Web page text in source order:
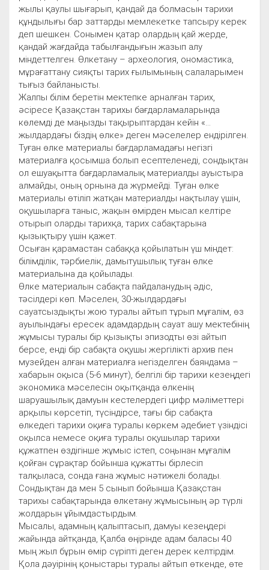
жылы қаулы шығарып, қандай да болмасын тарихи
құндылығы бар заттарды мемлекетке тапсыру керек
деп шешкен. Сонымен қатар олардың қай жерде,
қандай жағдайда табылғандығын жазып алу
міндеттелген. Өлкетану – археология, ономастика,
мұрағаттану сияқты тарих ғылымының салаларымен
тығыз байланысты.
Жалпы білім беретін мектепке арналған тарих,
әсіресе Қазақстан тарихы бағдарламаларында
көлемді де маңызды тақырыптардан кейін «...
жылдардағы біздің өлке» деген мәселелер ендірілген.
Туған өлке материалы бағдарламадағы негізгі
материалға қосымша болып есептеленеді, сондықтан
ол ешуақытта бағдарламалық материалды ауыстыра
алмайды, оның орнына да жүрмейді. Туған өлке
материалы өтіліп жатқан материалды нақтылау үшін,
оқушыларға таныс, жақын өмірден мысал келтіре
отырып оларды тарихқа, тарих сабақтарына
қызықтыру үшін қажет.
Осыған қарамастан сабаққа қойылатын үш міндет:
білімділік, тәрбиелік, дамытушылық туған өлке
материалына да қойылады.
Өлке материалын сабақта пайдаланудың әдіс,
тәсілдері көп. Мәселен, 30-жылдардағы
сауатсыздықты жою туралы айтып тұрып мұғалім, өз
ауылындағы ересек адамдардың сауат ашу мектебінің
жұмысы туралы бір қызықты эпизодты өзі айтып
берсе, енді бір сабақта оқушы жергілікті архив пен
музейден алған материалға негізделген баяндама –
хабарын оқыса (5-6 минут), белгілі бір тарихи кезеңдегі
экономика мәселесін оқытқанда өлкенің
шаруашылық дамуын кестелердегі цифр мәліметтері
арқылы көрсетіп, түсіндірсе, тағы бір сабақта
өлкедегі тарихи оқиға туралы көркем әдебиет үзіндісі
оқылса немесе оқиға туралы оқушылар тарихи
құжатпен өздігінше жұмыс істеп, соңынан мұғалім
қойған сұрақтар бойынша құжатты бірлесіп
талқыласа, сонда ғана жұмыс нәтижелі болады.
Сондықтан да мен 5 сынып бойынша Қазақстан
тарихы сабақтарында өлкетану жұмысының әр түрлі
жолдарын ұйымдастырдым.
Мысалы, адамның қалыптасып, дамуы кезеңдері
жайында айтқанда, Қалба өңірінде адам баласы 40
мың жыл бұрын өмір сүріпті деген дерек келтірдім.
Қола дәуірінің қоныстары туралы айтып өткенде, өте